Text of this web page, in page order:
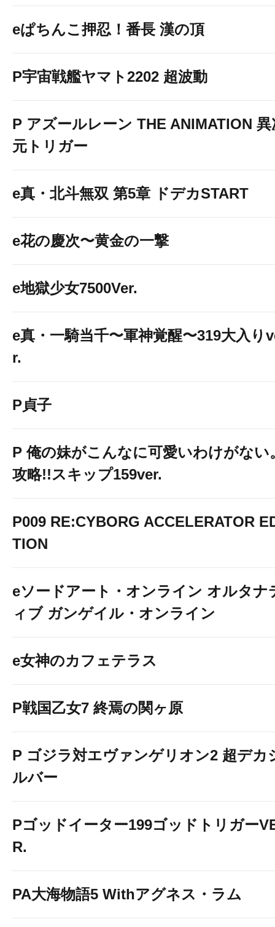
eぱちんこ押忍！番長 漢の頂
P宇宙戦艦ヤマト2202 超波動
P アズールレーン THE ANIMATION 異
元トリガー
e真・北斗無双 第5章 ドデカSTART
e花の慶次〜黄金の一撃
e地獄少女7500Ver.
e真・一騎当千〜軍神覚醒〜319大入り
r.
P貞子
P 俺の妹がこんなに可愛いわけがない
攻略!!スキップ159ver.
P009 RE:CYBORG ACCELERATOR
TION
eソードアート・オンライン オルタナ
ィブ ガンゲイル・オンライン
e女神のカフェテラス
P戦国乙女7 終焉の関ヶ原
P ゴジラ対エヴァンゲリオン2 超デカ
ルバー
Pゴッドイーター199ゴッドトリガー
R.
PA大海物語5 Withアグネス・ラム